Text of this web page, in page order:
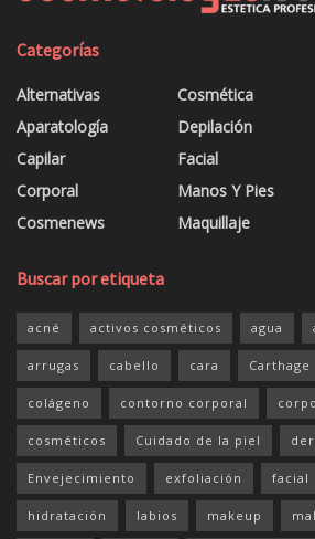
Categorías
Alternativas
Aparatología
Capilar
Corporal
Cosmenews
Cosmética
Depilación
Facial
Manos Y Pies
Maquillaje
Buscar por etiqueta
acné activos cosméticos agua
arrugas cabello cara Carthage
colágeno contorno corporal
cosméticos Cuidado de la piel
Envejecimiento exfoliación facial
hidratación labios makeup